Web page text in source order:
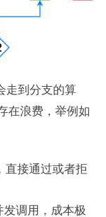
走到分支的算
在浪费，举例如
直接通过或者拒
调用，成本极